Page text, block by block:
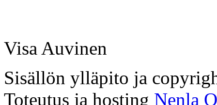
Visa Auvinen
Sisällön ylläpito ja
Toteutus ja hosting Nenla